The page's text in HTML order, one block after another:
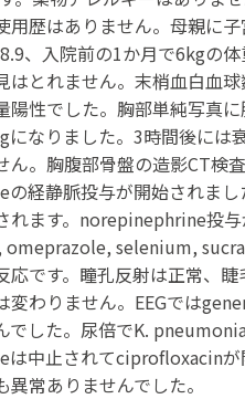
用歴はありません。母親に
、入院前の1か月で6kgの
はとれません。末梢血白血
陽性でした。胸部単純写真
になりました。3時間後には
ん。胸腹部骨盤の造影CT検
経静脈投与が開始されまし
れます。norepinephrine投
selenium,
応です。瞳孔反射は正常、
変わりません。EEGでは
でした。尿倍でK.
中止されてciprofloxacinが
常ありませんでした。